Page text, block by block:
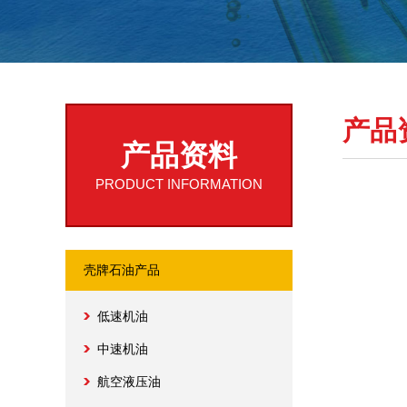
产品资料
PRODUCT INFORMATION
壳牌石油产品
低速机油
中速机油
航空液压油
产品